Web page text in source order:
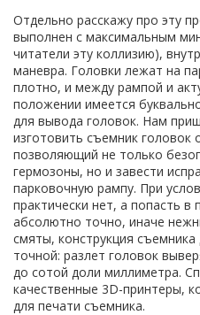
Отдельно расскажу про эту
выполнен с максимальным
читатели эту коллизию),
маневра. Головки лежат на
плотно, и между рампой и
положении имеется
для вывода головок. Нам
изготовить съемник головок
позволяющий не только
гермозоны, но и завести
парковочную рампу. При
практически нет, а попасть
абсолютно точно, иначе
смяты, конструкция
точной: разлет головок
до сотой доли миллиметра.
качественные 3D-принтеры,
для печати съемника.